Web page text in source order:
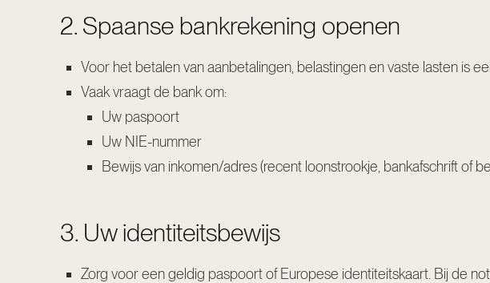
2. Spaanse bankrekening openen
Voor het betalen van aanbetalingen, belastingen en vaste lasten is
Vaak vraagt de bank om:
Uw paspoort
Uw NIE-nummer
Bewijs van inkomen/adres (recent loonstrookje, bankafschrift of
3. Uw identiteitsbewijs
Zorg voor een geldig paspoort of Europese identiteitskaart. Bij de